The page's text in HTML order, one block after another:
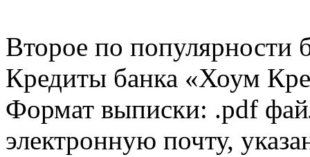
Второе по популярности
Кредиты банка «Хоум
Формат выписки: .pdf
электронную почту,